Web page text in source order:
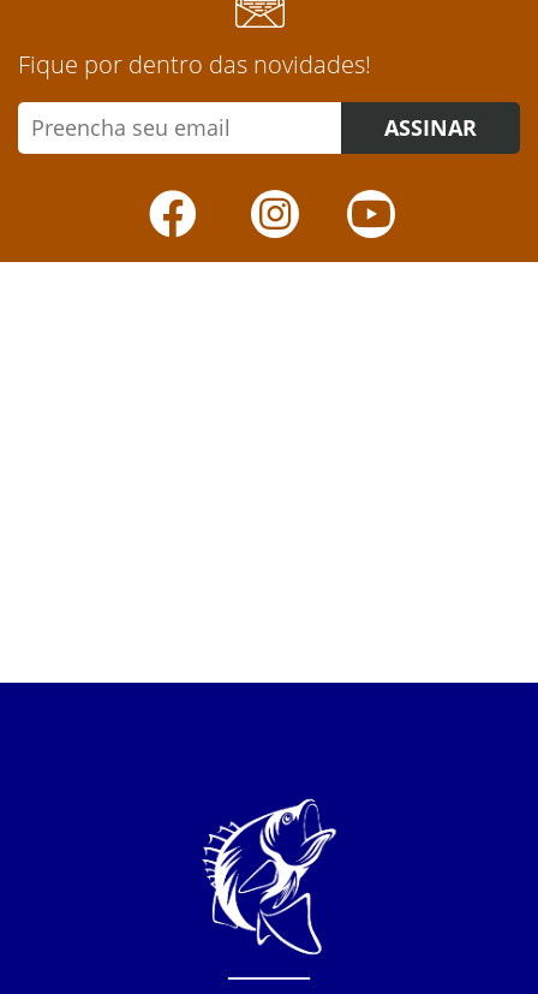
Fique por dentro das novidades!
ASSINAR